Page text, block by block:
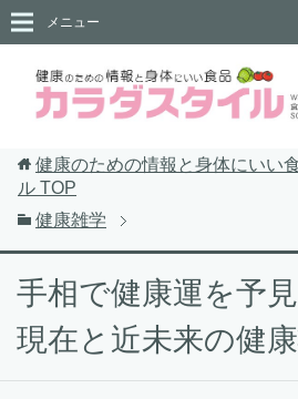
メニュー
健康のための情報と身体にいい
ル TOP
健康雑学
手相で健康運を予
現在と近未来の健